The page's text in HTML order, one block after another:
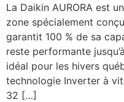
La Daikin AURORA est
zone spécialement
garantit 100 % de sa
reste performante
idéal pour les hivers
technologie Inverter à
32 […]